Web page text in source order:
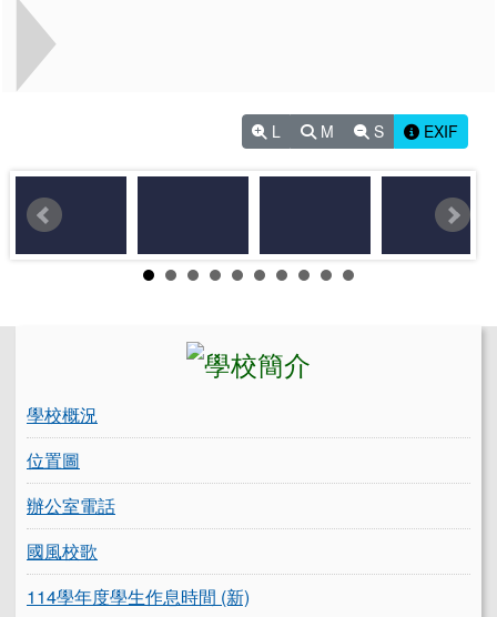
L M S EXIF
學校概況
位置圖
辦公室電話
國風校歌
114學年度學生作息時間 (新)